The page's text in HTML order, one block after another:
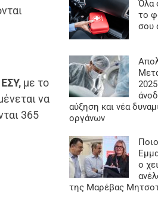
με το
να
365
Όλα
το
σου
αύξηση και νέα
οργάνων
ο
της Μαρέβας